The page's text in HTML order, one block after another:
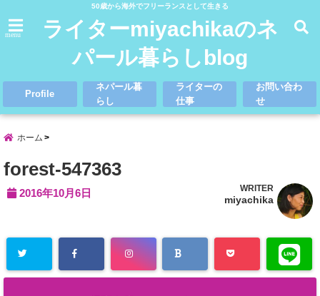
50歳から海外でフリーランスとして生きる
menu
ライターmiyachikaのネ
パール暮らしblog
Profile
ネパール暮
らし
ライターの
仕事
お問い合わ
せ
ホーム
forest-547363
2016年10月6日 WRITER
miyachika